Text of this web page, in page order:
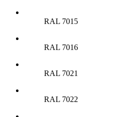
RAL 7015
RAL 7016
RAL 7021
RAL 7022